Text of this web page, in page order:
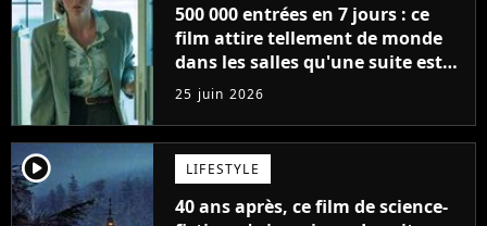
500 000 entrées en 7 jours : ce
film attire tellement de monde
dans les salles qu'une suite est
déjà programmée, "on en a
clairement pas fini"
25 juin 2026
player2 LIFESTYLE
40 ans après, ce film de science-